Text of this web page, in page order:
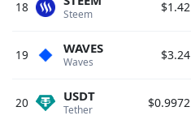
18 Steem $1.42
19 Waves
WAVES $3.24
20 Tether
USDT $0.9972